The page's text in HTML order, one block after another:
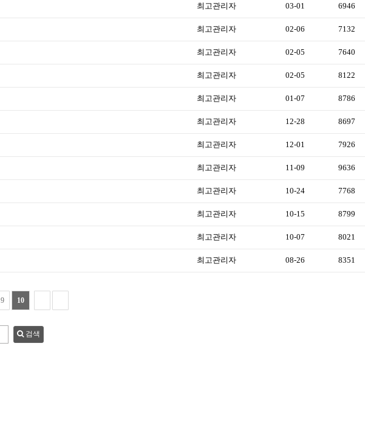
최고관리자 03-01 6946
최고관리자 02-06 7132
최고관리자 02-05 7640
최고관리자 02-05 8122
최고관리자 01-07 8786
최고관리자 12-28 8697
최고관리자 12-01 7926
최고관리자 11-09 9636
최고관리자 10-24 7768
최고관리자 10-15 8799
최고관리자 10-07 8021
최고관리자 08-26 8351
9 10
검색